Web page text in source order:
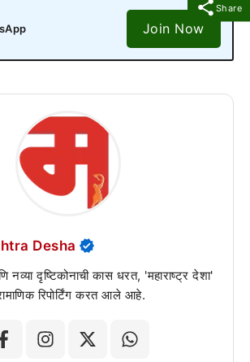
Share
Join Now
Desha
नव्या दृष्टिकोनाची कास धरत, 'महाराष्ट्र देशा'
रिपोर्टिंग करत आले आहे.